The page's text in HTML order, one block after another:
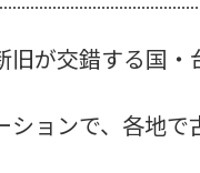
が交錯する国・
ョンで、各地